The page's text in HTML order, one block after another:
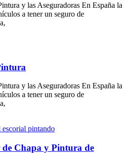
y las Aseguradoras En España la
a tener un seguro de
y las Aseguradoras En España la
a tener un seguro de
de Chapa y Pintura de